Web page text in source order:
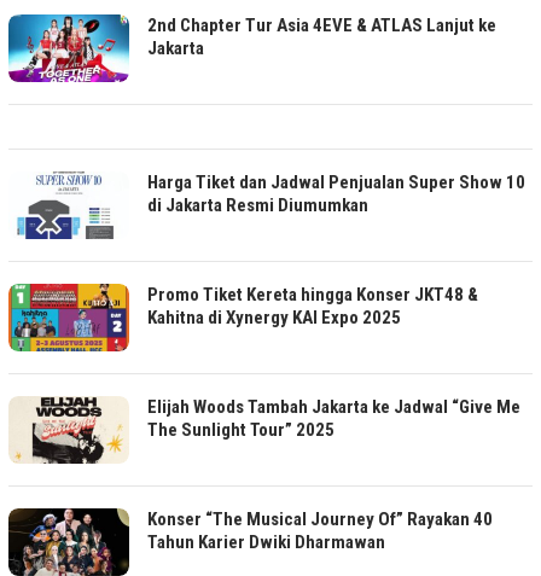
2nd Chapter Tur Asia 4EVE & ATLAS Lanjut ke
Jakarta
Harga Tiket dan Jadwal Penjualan Super Show 10
di Jakarta Resmi Diumumkan
Promo Tiket Kereta hingga Konser JKT48 &
Kahitna di Xynergy KAI Expo 2025
Elijah Woods Tambah Jakarta ke Jadwal “Give Me
The Sunlight Tour” 2025
Konser “The Musical Journey Of” Rayakan 40
Tahun Karier Dwiki Dharmawan